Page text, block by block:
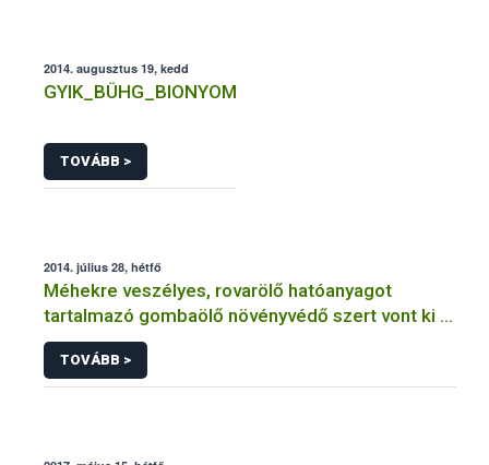
2014. augusztus 19, kedd
GYIK_BÜHG_BIONYOM
TOVÁBB >
2014. július 28, hétfő
Méhekre veszélyes, rovarölő hatóanyagot
tartalmazó gombaölő növényvédő szert vont ki a
forgalomból a NÉBIH
TOVÁBB >